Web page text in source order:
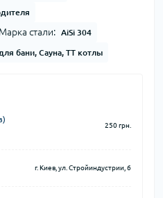
Марка стали: AiSi 304
бани, Сауна, ТТ котлы
250 грн.
г. Киев, ул. Стройиндустрии, 6